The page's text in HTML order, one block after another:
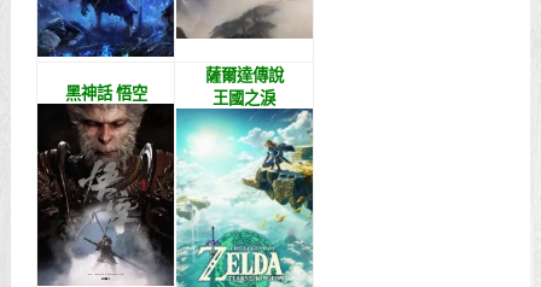
黑神話 悟空
薩爾達傳說
王國之淚